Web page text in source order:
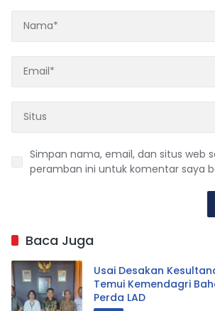
Simpan nama, email, dan situs web
peramban ini untuk komentar saya
Baca Juga
Usai Desakan
Temui Kemendagri
Perda LAD